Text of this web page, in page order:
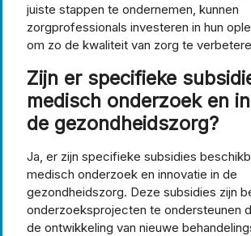
juiste stappen te ondernemen, kunnen
zorgprofessionals investeren in hun
om zo de kwaliteit van zorg te
Zijn er specifieke
medisch onderzoek en
de gezondheidszorg?
Ja, er zijn specifieke subsidies
medisch onderzoek en innovatie in de
gezondheidszorg. Deze subsidies zijn
onderzoeksprojecten te ondersteunen
de ontwikkeling van nieuwe